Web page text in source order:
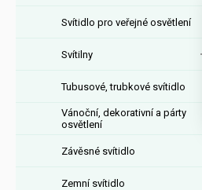
Svítidlo pro veřejné osvětlení
Svítilny
Tubusové, trubkové svítidlo
Vánoční, dekorativní a párty
osvětlení
Závěsné svítidlo
Zemní svítidlo